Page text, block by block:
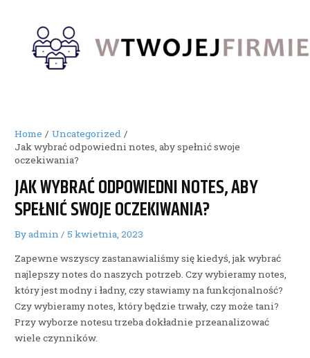
content
Home
Uncategorized
Jak wybrać odpowiedni notes, aby spełnić swoje
oczekiwania?
JAK WYBRAĆ ODPOWIEDNI NOTES, ABY
SPEŁNIĆ SWOJE OCZEKIWANIA?
Byadmin/ 5 kwietnia, 2023
Zapewne wszyscy zastanawialiśmy się kiedyś, jak wybrać
najlepszy notes do naszych potrzeb. Czy wybieramy notes,
który jest modny i ładny, czy stawiamy na funkcjonalność?
Czy wybieramy notes, który będzie trwały, czy może tani?
Przy wyborze notesu trzeba dokładnie przeanalizować
wiele czynników.